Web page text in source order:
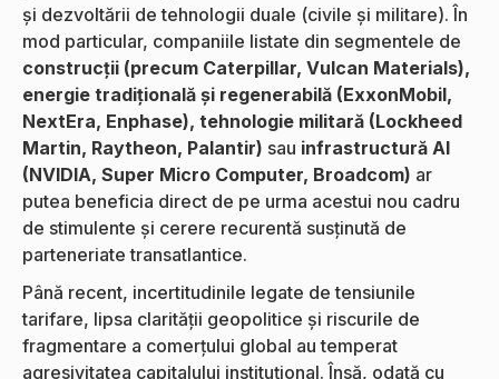
și dezvoltării de tehnologii duale (civile și militare). În
mod particular, companiile listate din segmentele de
construcții (precum Caterpillar, Vulcan Materials),
energie tradițională și regenerabilă (ExxonMobil,
NextEra, Enphase), tehnologie militară (Lockheed
Martin, Raytheon, Palantir) sau infrastructură AI
(NVIDIA, Super Micro Computer, Broadcom) ar
putea beneficia direct de pe urma acestui nou cadru
de stimulente și cerere recurentă susținută de
parteneriate transatlantice.
Până recent, incertitudinile legate de tensiunile
tarifare, lipsa clarității geopolitice și riscurile de
fragmentare a comerțului global au temperat
agresivitatea capitalului instituțional. Însă, odată cu